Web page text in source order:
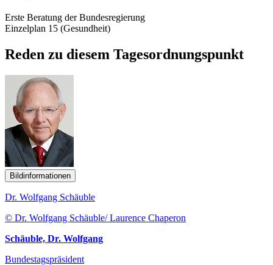
Erste Beratung der Bundesregierung
Einzelplan 15 (Gesundheit)
Reden zu diesem Tagesordnungspunkt
Bildinformationen
Dr. Wolfgang Schäuble
© Dr. Wolfgang Schäuble/ Laurence Chaperon
Schäuble, Dr. Wolfgang
Bundestagspräsident